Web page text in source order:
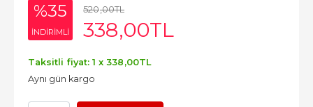
%35
INDIRIMLI
520,00TL
338,00TL
Taksitli fiyat: 1 x 338 ,00TL
Aynı gün kargo